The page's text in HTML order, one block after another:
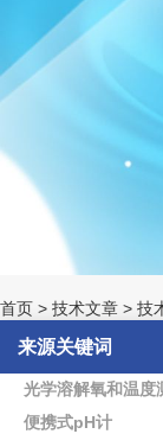
首页 > 技术文章 > 技
来源关键词
光学溶解氧和温度
便携式pH计